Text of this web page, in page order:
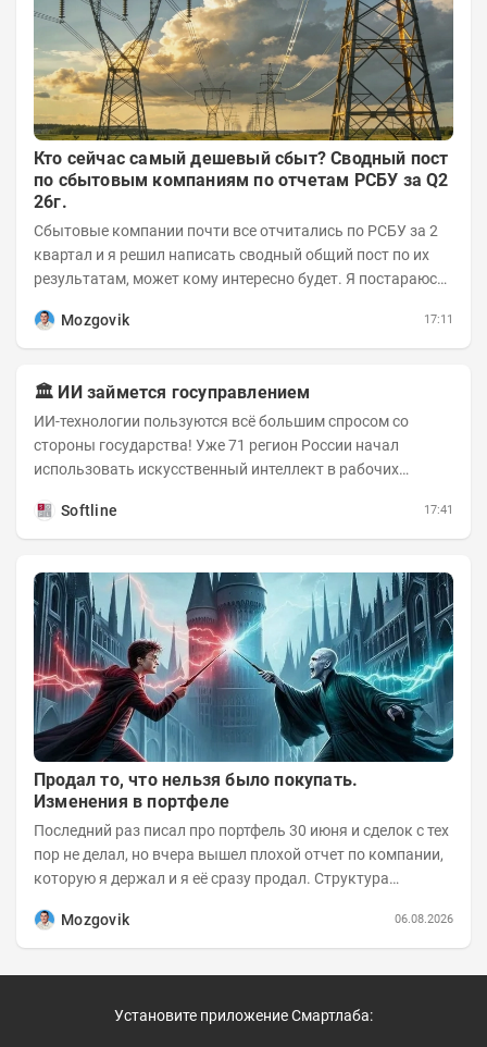
Кто сейчас самый дешевый сбыт? Сводный пост
по сбытовым компаниям по отчетам РСБУ за Q2
26г.
Сбытовые компании почти все отчитались по РСБУ за 2
квартал и я решил написать сводный общий пост по их
результатам, может кому интересно будет. Я постараюсь
Mozgovik
17:11
🏛️ ИИ займется госуправлением
ИИ-технологии пользуются всё большим спросом со
стороны государства! Уже 71 регион России начал
использовать искусственный интеллект в рабочих
Softline
17:41
Продал то, что нельзя было покупать.
Изменения в портфеле
Последний раз писал про портфель 30 июня и сделок с тех
пор не делал, но вчера вышел плохой отчет по компании,
которую я держал и я её сразу продал. Структура
Mozgovik
06.08.2026
Установите приложение Смартлаба: